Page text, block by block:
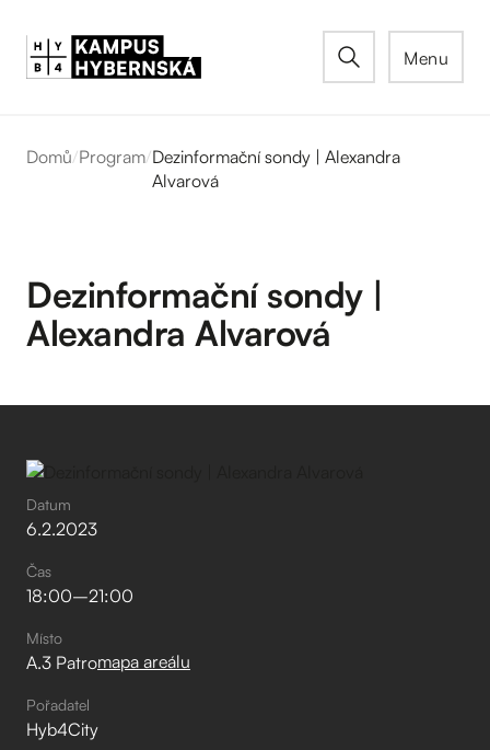
Menu
Domů/Program/Dezinformační sondy | Alexandra
Alvarová
Dezinformační sondy |
Alexandra Alvarová
Datum
6.2.2023
Čas
18:00–⁠21:00
Místo
A.3 Patromapa areálu
Pořadatel
Hyb4City